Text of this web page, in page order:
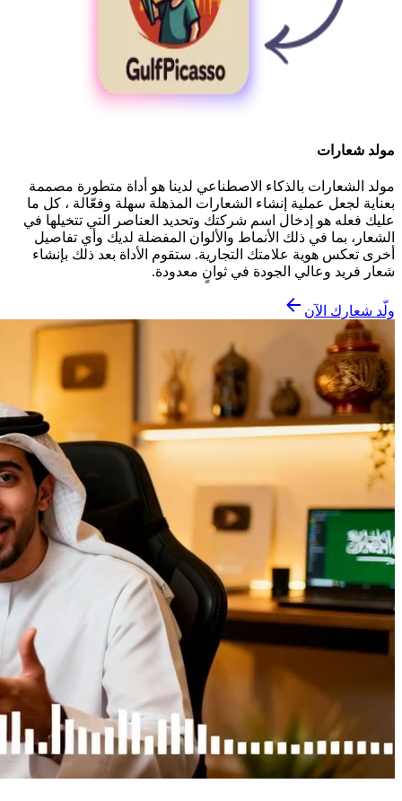
مولد شعارات
مولد الشعارات بالذكاء الاصطناعي لدينا هو أداة متطورة مصممة
بعناية لجعل عملية إنشاء الشعارات المذهلة سهلة وفعّالة ، كل ما
عليك فعله هو إدخال اسم شركتك وتحديد العناصر التي تتخيلها في
الشعار، بما في ذلك الأنماط والألوان المفضلة لديك وأي تفاصيل
أخرى تعكس هوية علامتك التجارية. ستقوم الأداة بعد ذلك بإنشاء
شعار فريد وعالي الجودة في ثوانٍ معدودة.
ولّد شعارك الآن